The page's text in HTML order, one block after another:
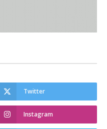
Twitter
Instagram